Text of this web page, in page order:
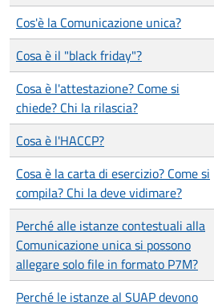
Cos'è la Comunicazione unica?
Cosa è il "black friday"?
Cosa è l'attestazione? Come si
chiede? Chi la rilascia?
Cosa è l'HACCP?
Cosa è la carta di esercizio? Come si
compila? Chi la deve vidimare?
Perché alle istanze contestuali alla
Comunicazione unica si possono
allegare solo file in formato P7M?
Perché le istanze al SUAP devono